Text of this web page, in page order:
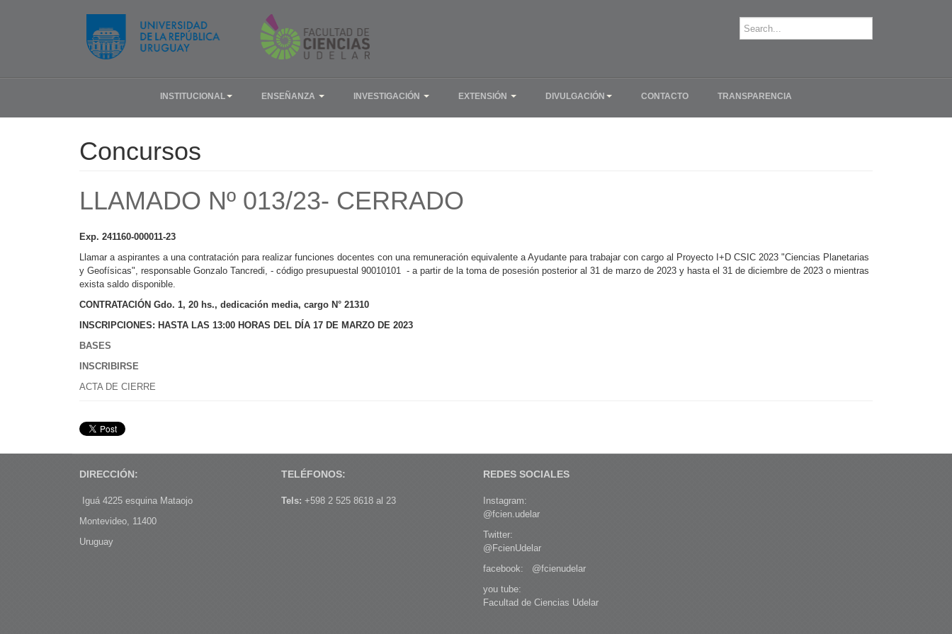
INSTITUCIONAL ENSEÑANZA INVESTIGACIÓN EXTENSIÓN DIVULGACIÓN CONTACTO TRANSPARENCIA
Concursos
LLAMADO Nº 013/23- CERRADO
Exp. 241160-000011-23
Llamar a aspirantes a una contratación para realizar funciones docentes con una remuneración equivalente a Ayudante para trabajar con cargo al Proyecto I+D CSIC 2023 "Ciencias Planetarias
y Geofísicas", responsable Gonzalo Tancredi, - código presupuestal 90010101 - a partir de la toma de posesión posterior al 31 de marzo de 2023 y hasta el 31 de diciembre de 2023 o mientras
exista saldo disponible.
CONTRATACIÓN Gdo. 1, 20 hs., dedicación media, cargo N° 21310
INSCRIPCIONES: HASTA LAS 13:00 HORAS DEL DÍA 17 DE MARZO DE 2023
BASES
INSCRIBIRSE
ACTA DE CIERRE
DIRECCIÓN:
Iguá 4225 esquina Mataojo
Montevideo, 11400
Uruguay
TELÉFONOS:
Tels: +598 2 525 8618 al 23
REDES SOCIALES
Instagram:
@fcien.udelar
Twitter:
@FcienUdelar
facebook: @fcienudelar
you tube:
Facultad de Ciencias Udelar